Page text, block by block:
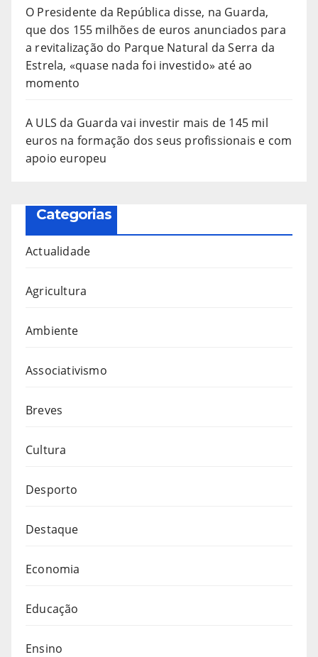
O Presidente da República disse, na Guarda,
que dos 155 milhões de euros anunciados para
a revitalização do Parque Natural da Serra da
Estrela, «quase nada foi investido» até ao
momento
A ULS da Guarda vai investir mais de 145 mil
euros na formação dos seus profissionais e com
apoio europeu
Categorias
Actualidade
Agricultura
Ambiente
Associativismo
Breves
Cultura
Desporto
Destaque
Economia
Educação
Ensino